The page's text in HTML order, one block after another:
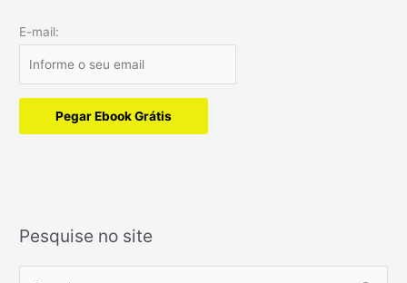
E-mail:
Pegar Ebook Grátis
Pesquise no site